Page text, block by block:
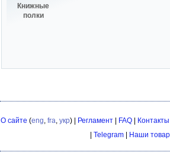
Книжные
полки
О сайте (eng, fra, укр) | Регламент| FAQ| Контакты
Telegram Наши